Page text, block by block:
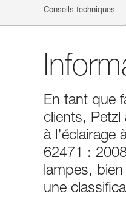
Conseils techniques
En tant que
clients,
à l’éclairage
62471 :
lampes,
une